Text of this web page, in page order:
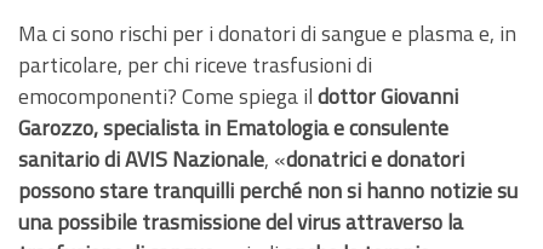
Ma ci sono rischi per i donatori di sangue e plasma e, in
particolare, per chi riceve trasfusioni di
emocomponenti? Come spiega ildottor Giovanni
Garozzo, specialista in Ematologia e consulente
sanitario di AVIS Nazionale, «donatrici e donatori
possono stare tranquilli perché non si hanno notizie su
una possibile trasmissione del virus attraverso la